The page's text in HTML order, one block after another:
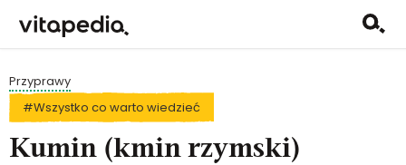
Przyprawy
#Wszystko co warto wiedzieć
Kumin (kmin rzymski)